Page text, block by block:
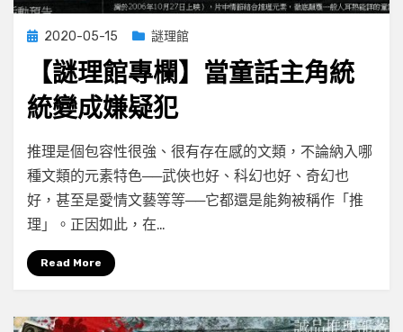
Posted
2020-05-15 謎理館
【謎理館專欄】當童話主角統
統變成嫌疑犯
by小云
Leave a commenton
【謎
理
館
專
主
推理是個包容性很強、很有存在感的文類，不論納入哪
種文類的元素特色──武俠也好、科幻也好、奇幻也
好，甚至是愛情文藝等等──它都還是能夠被稱作「推
理」。正因如此，在…
Read More